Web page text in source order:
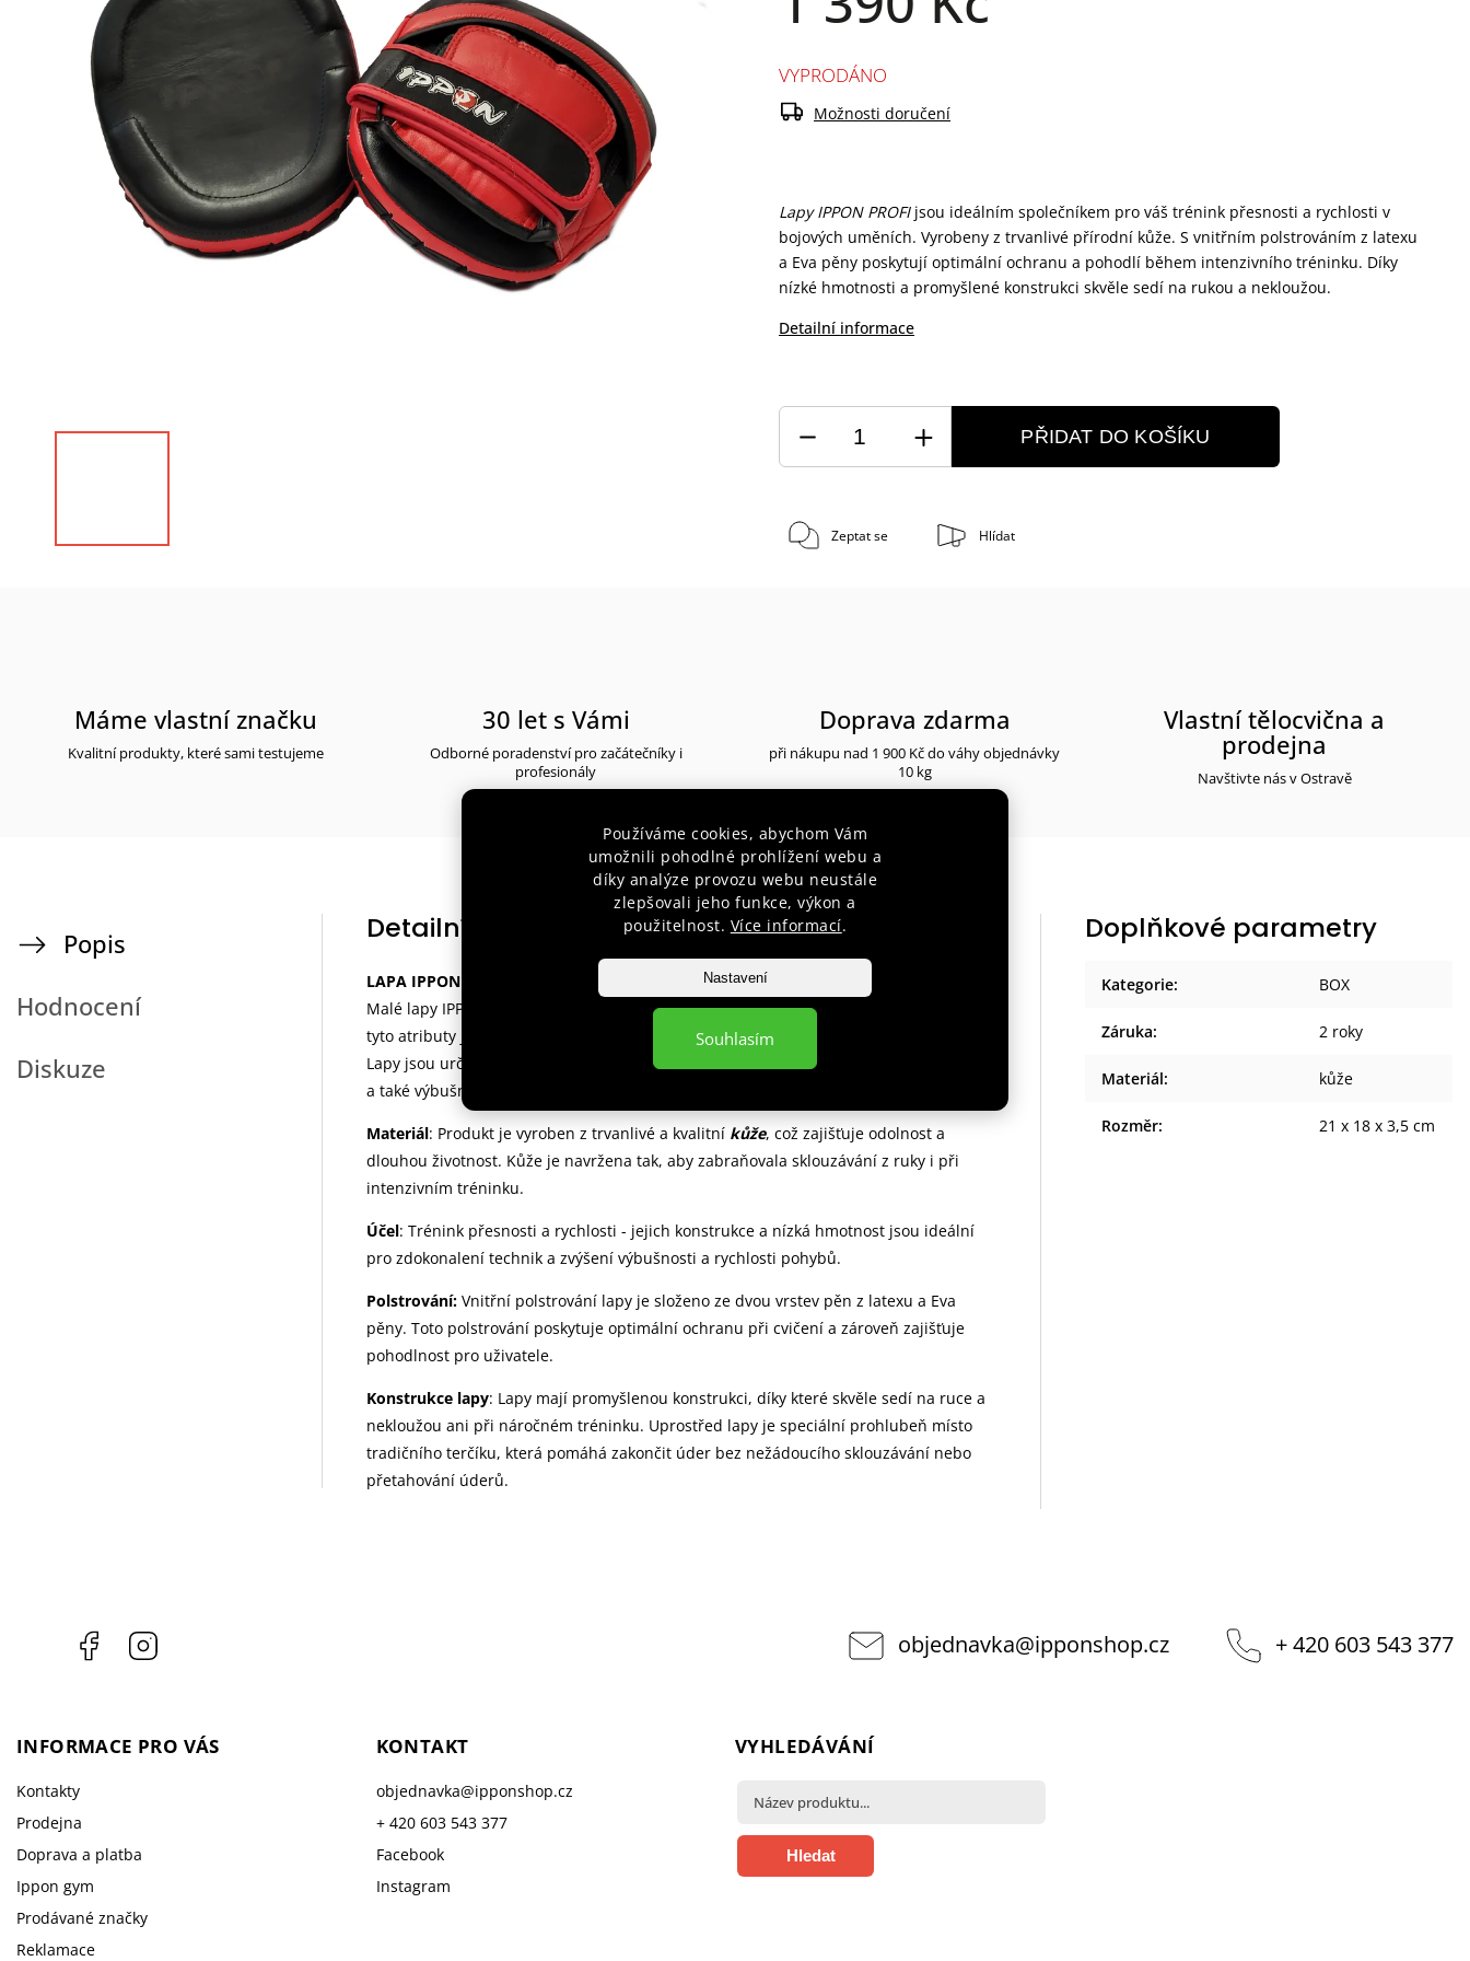
Používáme cookies, abychom Vám
umožnili pohodlné prohlížení webu a
díky analýze provozu webu neustále
zlepšovali jeho funkce, výkon a
použitelnost. Více informací.
Nastavení
Souhlasím
Lapy IPPON PROFIjsou ideálním společníkem pro váš trénink přesnosti a rychlosti v
bojových uměních. Vyrobeny z trvanlivé přírodní kůže. S vnitřním polstrováním z latexu
a Eva pěny poskytují optimální ochranu a pohodlí během intenzivního tréninku. Díky
nízké hmotnosti a promyšlené konstrukci skvěle sedí na rukou a nekloužou.
Detailní informace
VYPRODÁNO
Možnosti doručení
PŘIDAT DO KOŠÍKU
Zeptat se Hlídat
Máme vlastní značku
Kvalitní produkty, které sami testujeme
30 let s Vámi
Odborné poradenství pro začátečníky i
profesionály
Doprava zdarma
při nákupu nad 1 900 Kč do váhy objednávky
10 kg
Vlastní tělocvična a
prodejna
Navštivte nás v Ostravě
Popis
Hodnocení
Diskuze
Detailní popis produktu
LAPA IPPON PROFI
Malé lapy IPPON PROFI jsou určeny pro trénink přesnosti a rychlosti.
tyto atributy jsou typické pro trénink na lapách s malou konstrukcí a nízkou vahou.
Lapy jsou určeny především k tréninku, ve kterém chcete zdokonalit přesnost technik
a také výbušnost a rychlost.
Materiál: Produkt je vyroben z trvanlivé a kvalitní kůže, což zajišťuje odolnost a
dlouhou životnost. Kůže je navržena tak, aby zabraňovala sklouzávání z ruky i při
intenzivním tréninku.
Účel: Trénink přesnosti a rychlosti - jejich konstrukce a nízká hmotnost jsou ideální
pro zdokonalení technik a zvýšení výbušnosti a rychlosti pohybů.
Polstrování: Vnitřní polstrování lapy je složeno ze dvou vrstev pěn z latexu a Eva
pěny. Toto polstrování poskytuje optimální ochranu při cvičení a zároveň zajišťuje
pohodlnost pro uživatele.
Konstrukce lapy: Lapy mají promyšlenou konstrukci, díky které skvěle sedí na ruce a
nekloužou ani při náročném tréninku. Uprostřed lapy je speciální prohlubeň místo
tradičního terčíku, která pomáhá zakončit úder bez nežádoucího sklouzávání nebo
přetahování úderů.
Doplňkové parametry
Kategorie: BOX
Záruka: 2 roky
Materiál: kůže
Rozměr: 21 x 18 x 3,5 cm
Facebook objednavka@ipponshop.cz + 420 603 543 377
INFORMACE PRO VÁS
Kontakty
Prodejna
Doprava a platba
Ippon gym
Prodávané značky
Reklamace
KONTAKT
objednavka@ipponshop.cz
+ 420 603 543 377
Facebook
Instagram
VYHLEDÁVÁNÍ
Hledat